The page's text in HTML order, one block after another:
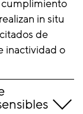
cumplimiento
in situ
de
inactividad o